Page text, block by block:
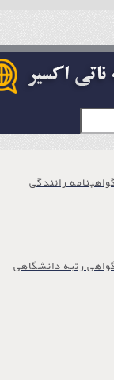
رانندگی
رتبه دانشگاهی